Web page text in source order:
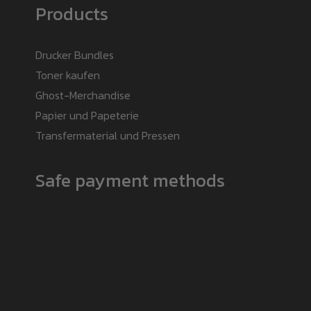
Products
Drucker Bundles
Toner kaufen
Ghost-Merchandise
Papier und Papeterie
Transfermaterial und Pressen
Safe payment methods